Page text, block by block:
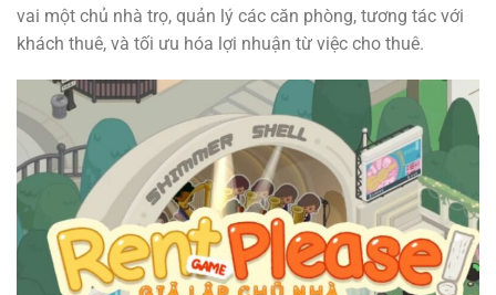
vai một chủ nhà trọ, quản lý các căn phòng, tương tác với
khách thuê, và tối ưu hóa lợi nhuận từ việc cho thuê.